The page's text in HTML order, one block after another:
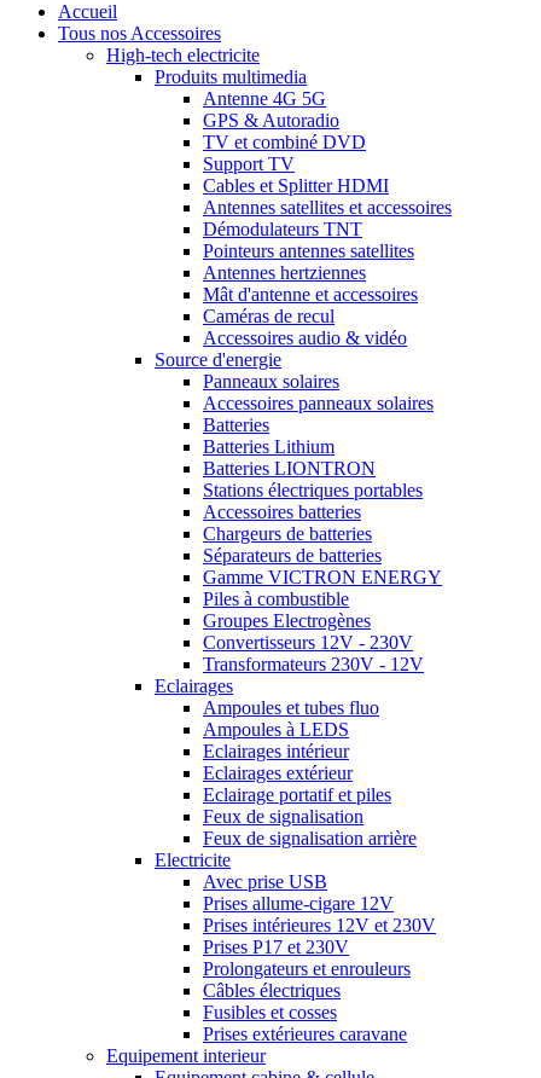
Accueil
Tous nos Accessoires
High-tech electricite
Produits multimedia
Antenne 4G 5G
GPS & Autoradio
TV et combiné DVD
Support TV
Cables et Splitter HDMI
Antennes satellites et accessoires
Démodulateurs TNT
Pointeurs antennes satellites
Antennes hertziennes
Mât d'antenne et accessoires
Caméras de recul
Accessoires audio & vidéo
Source d'energie
Panneaux solaires
Accessoires panneaux solaires
Batteries
Batteries Lithium
Batteries LIONTRON
Stations électriques portables
Accessoires batteries
Chargeurs de batteries
Séparateurs de batteries
Gamme VICTRON ENERGY
Piles à combustible
Groupes Electrogènes
Convertisseurs 12V - 230V
Transformateurs 230V - 12V
Eclairages
Ampoules et tubes fluo
Ampoules à LEDS
Eclairages intérieur
Eclairages extérieur
Eclairage portatif et piles
Feux de signalisation
Feux de signalisation arrière
Electricite
Avec prise USB
Prises allume-cigare 12V
Prises intérieures 12V et 230V
Prises P17 et 230V
Prolongateurs et enrouleurs
Câbles électriques
Fusibles et cosses
Prises extérieures caravane
Equipement interieur